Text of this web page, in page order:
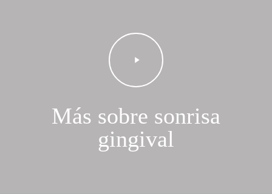
Play
Video
Más sobre sonrisa
gingival